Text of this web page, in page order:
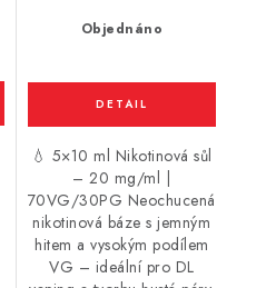
Objednáno
💧 5×10 ml Nikotinová sůl
– 20 mg/ml |
70VG/30PG Neochucená
nikotinová báze s jemným
hitem a vysokým podílem
VG – ideální pro DL